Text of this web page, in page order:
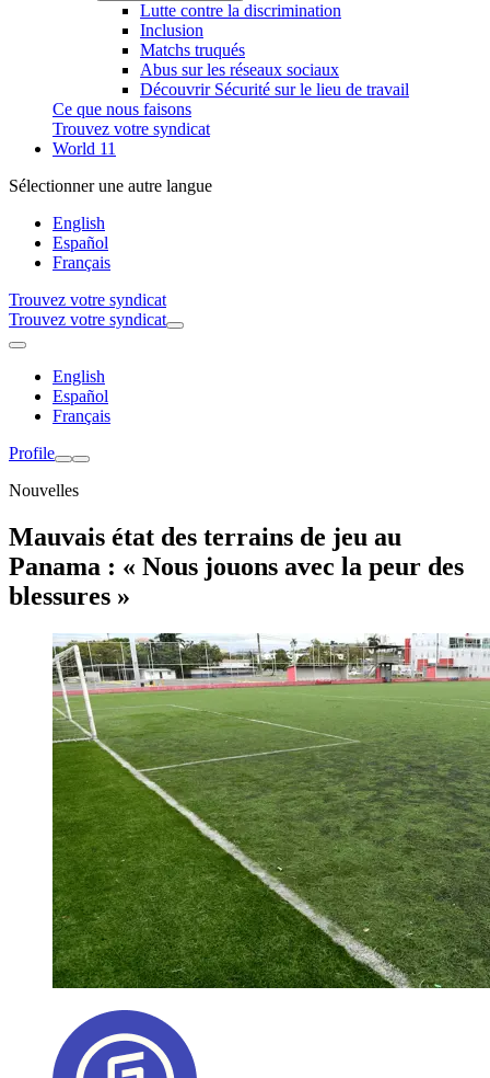
Lutte contre la discrimination
Inclusion
Matchs truqués
Abus sur les réseaux sociaux
Découvrir Sécurité sur le lieu de travail
Ce que nous faisons
Trouvez votre syndicat
World 11
Sélectionner une autre langue
English
Español
Français
Trouvez votre syndicat
Trouvez votre syndicat
English
Español
Français
Profile
Nouvelles
Mauvais état des terrains de jeu au
Panama : « Nous jouons avec la peur des
blessures »